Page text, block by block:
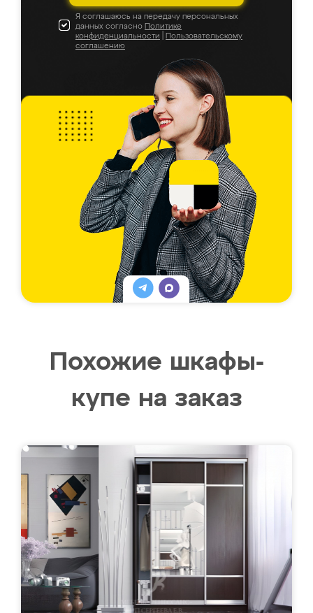
Я соглашаюсь на передачу персональных
данных согласно Политике
конфиденциальности
Пользовательскому
соглашению
Похожие шкафы-
купе на заказ